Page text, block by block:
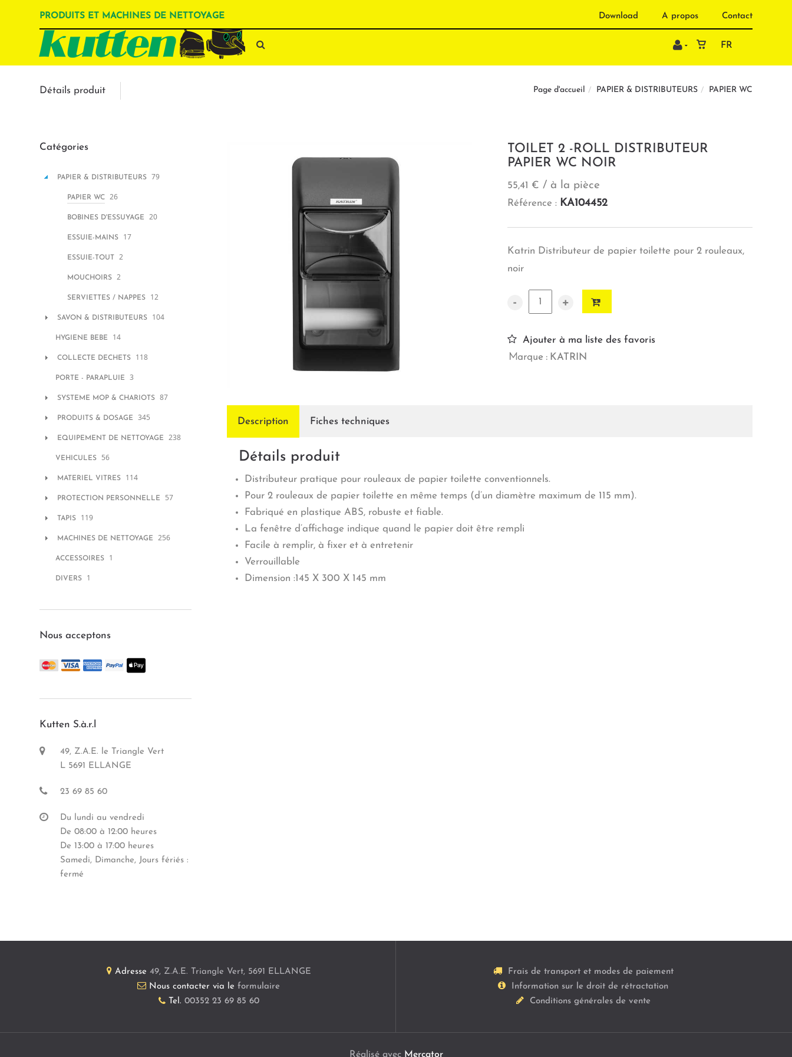
Download A propos Contact
PRODUITS ET MACHINES DE NETTOYAGE
FR
Détails produit Page d'accueil PAPIER & DISTRIBUTEURS PAPIER WC
TOILET 2 -ROLL DISTRIBUTEUR
PAPIER WC NOIR
55,41 € / à la pièce
Référence : KA104452
Katrin Distributeur de papier toilette pour 2 rouleaux,
noir
- +
Ajouter à ma liste des favoris
Marque : KATRIN
Description Fiches techniques
Détails produit
Distributeur pratique pour rouleaux de papier toilette conventionnels.
Pour 2 rouleaux de papier toilette en même temps (d’un diamètre maximum de 115 mm).
Fabriqué en plastique ABS, robuste et fiable.
La fenêtre d’affichage indique quand le papier doit être rempli
Facile à remplir, à fixer et à entretenir
Verrouillable
Dimension :145 X 300 X 145 mm
Catégories
PAPIER & DISTRIBUTEURS 79
PAPIER WC 26
BOBINES D'ESSUYAGE 20
ESSUIE-MAINS 17
ESSUIE-TOUT 2
MOUCHOIRS 2
SERVIETTES / NAPPES 12
SAVON & DISTRIBUTEURS 104
HYGIENE BEBE 14
COLLECTE DECHETS 118
PORTE - PARAPLUIE 3
SYSTEME MOP & CHARIOTS 87
PRODUITS & DOSAGE 345
EQUIPEMENT DE NETTOYAGE 238
VEHICULES 56
MATERIEL VITRES 114
PROTECTION PERSONNELLE 57
TAPIS 119
MACHINES DE NETTOYAGE 256
ACCESSOIRES 1
DIVERS 1
Nous acceptons
Kutten S.à.r.l
49, Z.A.E. le Triangle Vert
L 5691 ELLANGE
23 69 85 60
Du lundi au vendredi
De 08:00 à 12:00 heures
De 13:00 à 17:00 heures
Samedi, Dimanche, Jours fériés :
fermé
Adresse 49, Z.A.E. Triangle Vert, 5691 ELLANGE
Nous contacter via le formulaire
Tel. 00352 23 69 85 60
Frais de transport et modes de paiement
Information sur le droit de rétractation
Conditions générales de vente
Réalisé avec Mercator